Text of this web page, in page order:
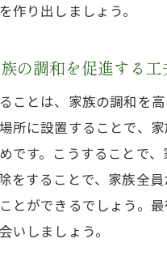
作り出しましょう。
の調和を促進する工
ことは、家族の調和を
所に設置することで、
です。こうすることで
をすることで、家族全
とができるでしょう。
いしましょう。